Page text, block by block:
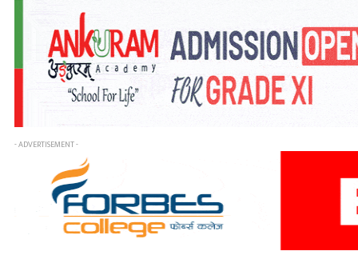
- ADVERTISEMENT -